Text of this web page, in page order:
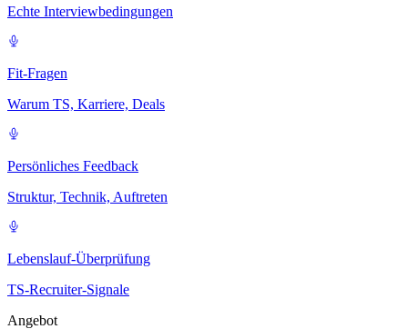
Echte Interviewbedingungen
Fit-Fragen
Warum TS, Karriere, Deals
Persönliches Feedback
Struktur, Technik, Auftreten
Lebenslauf-Überprüfung
TS-Recruiter-Signale
Angebot